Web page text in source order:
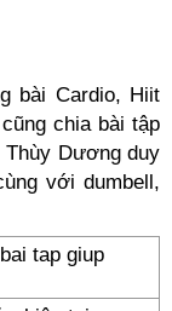
bài Cardio, Hiit
chia bài tập
Dương duy
với dumbell,